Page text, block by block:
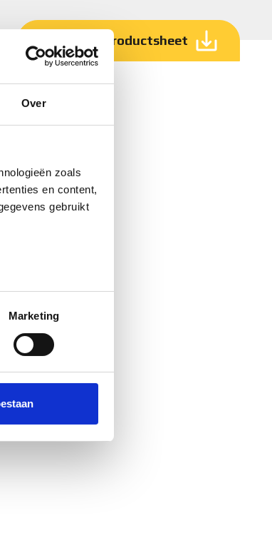
Over
zoals
en content,
gebruikt
in. U kunt uw
voor social
die u aan ze heeft
Marketing
Download productsheet